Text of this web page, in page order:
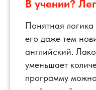
В учении?
Понятная логика
его даже тем
английский.
уменьшает
программу